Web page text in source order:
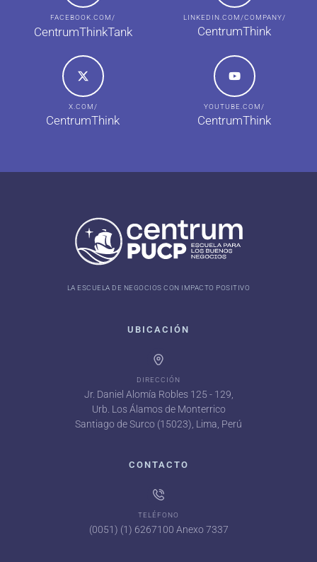
FACEBOOK.COM/
CentrumThinkTank
LINKEDIN.COM/COMPANY/
CentrumThink
X.COM/
CentrumThink
YOUTUBE.COM/
CentrumThink
LA ESCUELA DE NEGOCIOS CON IMPACTO POSITIVO
UBICACIÓN
DIRECCIÓN
Jr. Daniel Alomía Robles 125 - 129,
Urb. Los Álamos de Monterrico
Santiago de Surco (15023), Lima, Perú
CONTACTO
TELÉFONO
(0051) (1) 6267100 Anexo 7337